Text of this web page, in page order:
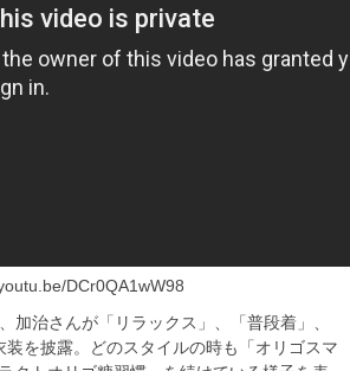
DCr0QA1wW98
加治さんが「リラックス」、「普段着」、
装を披露。どのスタイルの時も「オリゴスマ